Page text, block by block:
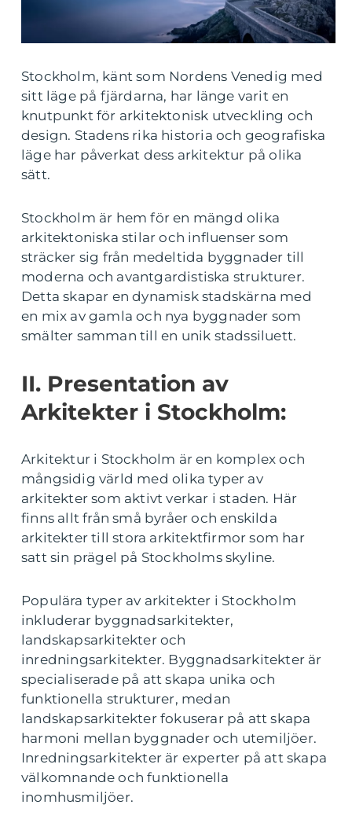
Stockholm, känt som Nordens Venedig med
sitt läge på fjärdarna, har länge varit en
knutpunkt för arkitektonisk utveckling och
design. Stadens rika historia och geografiska
läge har påverkat dess arkitektur på olika
sätt.
Stockholm är hem för en mängd olika
arkitektoniska stilar och influenser som
sträcker sig från medeltida byggnader till
moderna och avantgardistiska strukturer.
Detta skapar en dynamisk stadskärna med
en mix av gamla och nya byggnader som
smälter samman till en unik stadssiluett.
II. Presentation av
Arkitekter i Stockholm:
Arkitektur i Stockholm är en komplex och
mångsidig värld med olika typer av
arkitekter som aktivt verkar i staden. Här
finns allt från små byråer och enskilda
arkitekter till stora arkitektfirmor som har
satt sin prägel på Stockholms skyline.
Populära typer av arkitekter i Stockholm
inkluderar byggnadsarkitekter,
landskapsarkitekter och
inredningsarkitekter. Byggnadsarkitekter är
specialiserade på att skapa unika och
funktionella strukturer, medan
landskapsarkitekter fokuserar på att skapa
harmoni mellan byggnader och utemiljöer.
Inredningsarkitekter är experter på att skapa
välkomnande och funktionella
inomhusmiljöer.